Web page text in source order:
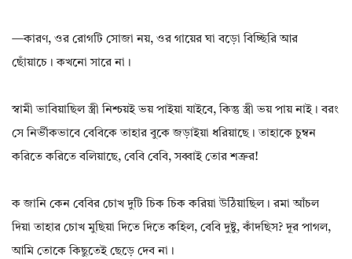
—কারণ, ওর রোগটি সোজা নয়, ওর গায়ের ঘা বড়ো বিচ্ছিরি আর
ছোঁয়াচে। কখনো সারে না।
স্বামী ভাবিয়াছিল স্ত্রী নিশ্চয়ই ভয় পাইয়া যাইবে, কিন্তু স্ত্রী ভয় পায় নাই। বরং
সে নির্ভীকভাবে বেবিকে তাহার বুকে জড়াইয়া ধরিয়াছে। তাহাকে চুম্বন
করিতে করিতে বলিয়াছে, বেবি বেবি, সব্বাই তোর শত্রুর!
ক জানি কেন বেবির চোখ দুটি চিক চিক করিয়া উঠিয়াছিল। রমা আঁচল
দিয়া তাহার চোখ মুছিয়া দিতে দিতে কহিল, বেবি দুষ্টু, কাঁদছিস? দূর পাগল,
আমি তোকে কিছুতেই ছেড়ে দেব না।